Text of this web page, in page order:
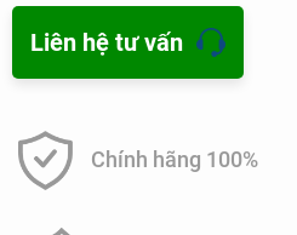
nước thải.
phương pháp tuyển nổi, …
lơ lửng (SS), các chất hoạt
sản xuất dầu gội, sữa tắm…,
Liên hệ tư vấn
Chính hãng 100%